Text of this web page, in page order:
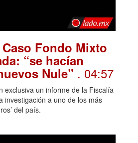
Fondo Mixto
“se hacían
Nule” . 04:57
exclusiva un informe de la Fiscalía
investigación a uno de los más
del país.